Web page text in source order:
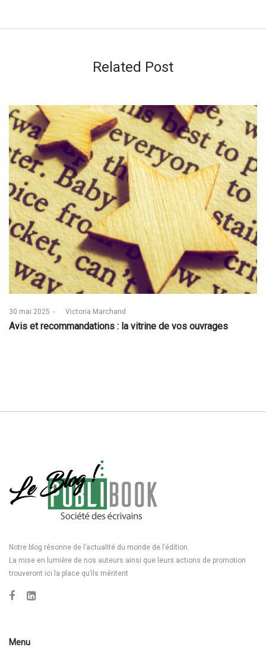
Related Post
Posted
on
30 mai 2025 byVictoria Marchand
Avis et recommandations : la vitrine de vos ouvrages
Notre blog résonne de l’actualité du monde de l’édition.
La mise en lumière de nos auteurs ainsi que leurs actions de promotion
trouveront ici la place qu’ils méritent
Menu